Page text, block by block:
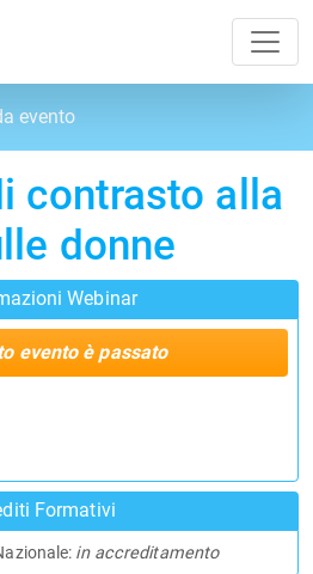
evento
contrasto alla
donne
Webinar
evento è passato
Formativi
in accreditamento